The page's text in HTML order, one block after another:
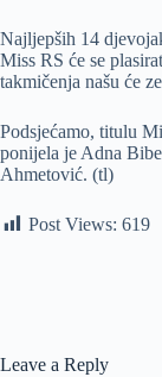
Najljepših 14
Miss RS će se
takmičenja našu će
Podsjećamo, titulu
ponijela je Adna
Ahmetović. (tl)
Post Views: 619
Leave a Reply